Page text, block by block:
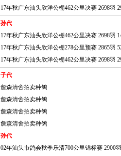
17年秋广东汕头欣洋公棚462公里决赛 2698羽
孙代
17年秋广东汕头欣洋公棚462公里决赛 2698羽
17年秋广东汕头欣洋公棚278公里预赛 2865羽
17年秋广东汕头欣洋公棚462公里决赛 2698羽
子代
詹森清舍拍卖种鸽
詹森清舍拍卖种鸽
詹森清舍拍卖种鸽
詹森清舍拍卖种鸽
孙代
02年汕头市鸽会秋季乐清700公里锦标赛 2900